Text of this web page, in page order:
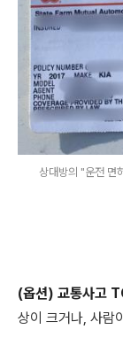
상대방의 "운전 면
(옵션) 교통사고
상이 크거나, 사람